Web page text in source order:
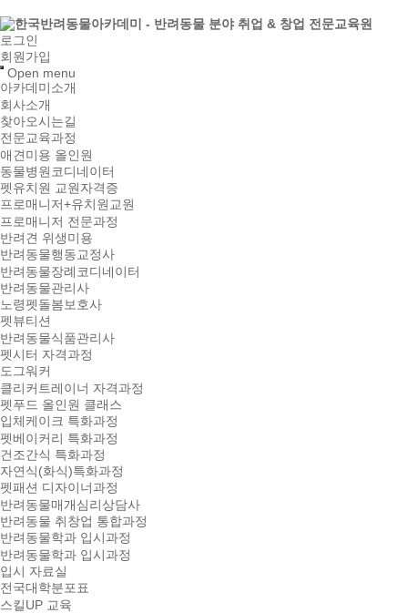
로그인
회원가입
Open menu
아카데미소개
회사소개
찾아오시는길
전문교육과정
애견미용 올인원
동물병원코디네이터
펫유치원 교원자격증
프로매니저+유치원교원
프로매니저 전문과정
반려견 위생미용
반려동물행동교정사
반려동물장례코디네이터
반려동물관리사
노령펫돌봄보호사
펫뷰티션
반려동물식품관리사
펫시터 자격과정
도그워커
클리커트레이너 자격과정
펫푸드 올인원 클래스
입체케이크 특화과정
펫베이커리 특화과정
건조간식 특화과정
자연식(화식)특화과정
펫패션 디자이너과정
반려동물매개심리상담사
반려동물 취창업 통합과정
반려동물학과 입시과정
반려동물학과 입시과정
입시 자료실
전국대학분포표
스킬UP 교육